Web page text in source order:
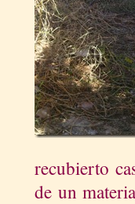
recubierto
de un